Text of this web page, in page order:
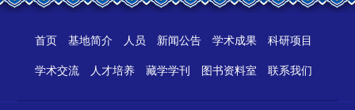
首页 基地简介 人员 新闻公告 学术成果
科研项目
学术交流
人才培养 藏学学刊 图书资料室 联系我们